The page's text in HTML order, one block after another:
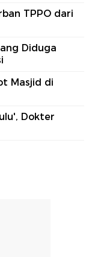
TPPO dari
Diduga
Masjid di
Dokter